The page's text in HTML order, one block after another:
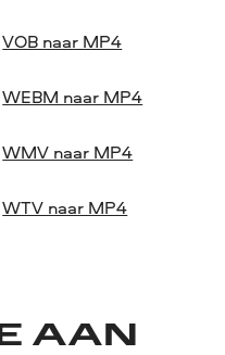
VOB naar MP4
WEBM naar MP4
WMV naar MP4
WTV naar MP4
AAN